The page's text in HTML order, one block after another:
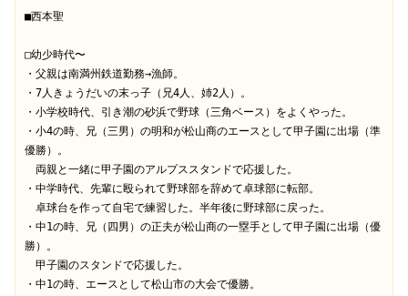
■西本聖
□幼少時代〜
・父親は南満州鉄道勤務→漁師。
・7人きょうだいの末っ子（兄4人、姉2人）。
・小学校時代、引き潮の砂浜で野球（三角ベース）をよくやった。
・小4の時、兄（三男）の明和が松山商のエースとして甲子園に出場（準
優勝）。
両親と一緒に甲子園のアルプススタンドで応援した。
・中学時代、先輩に殴られて野球部を辞めて卓球部に転部。
卓球台を作って自宅で練習した。半年後に野球部に戻った。
・中1の時、兄（四男）の正夫が松山商の一塁手として甲子園に出場（優
勝）。
甲子園のスタンドで応援した。
・中1の時、エースとして松山市の大会で優勝。